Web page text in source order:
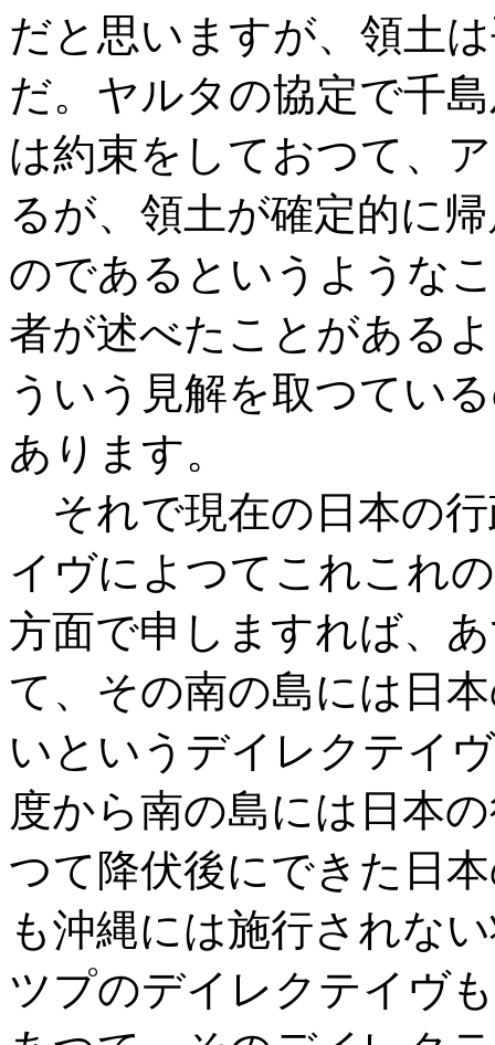
だと思いますが、領土
だ。ヤルタの協定で千
は約束をしておつて、
るが、領土が確定的に
のであるというような
者が述べたことがある
ういう見解を取つてい
あります。
それで現在の日本の
イヴによつてこれこれ
方面で申しますれば、
て、その南の島には日
いというデイレクテイ
度から南の島には日本
つて降伏後にできた日
も沖縄には施行されな
ツプのデイレクテイヴ